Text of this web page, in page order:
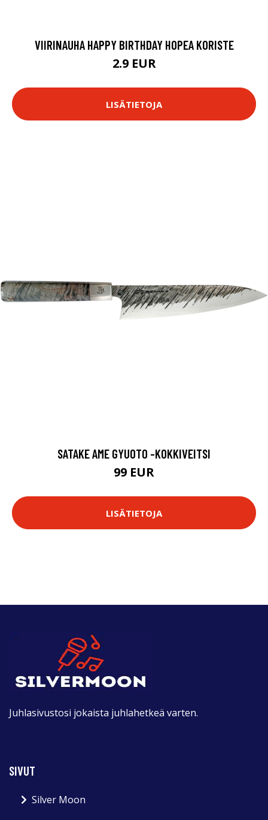
VIIRINAUHA HAPPY BIRTHDAY HOPEA KORISTE
2.9 EUR
LISÄTIETOJA
SATAKE AME GYUOTO -KOKKIVEITSI
99 EUR
LISÄTIETOJA
Juhlasivustosi jokaista juhlahetkeä varten.
SIVUT
Silver Moon